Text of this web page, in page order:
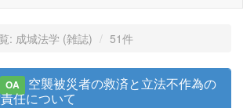
: 成城法学 (雑誌) 51件
OA
空襲被災者の救済と立法不作為の
任について